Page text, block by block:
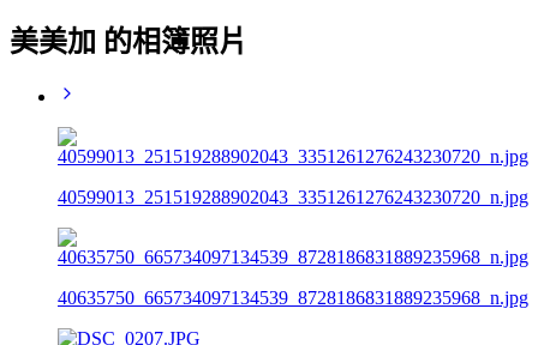
美美加 的相簿照片
40599013_251519288902043_3351261276243230720_n.jpg
40635750_665734097134539_8728186831889235968_n.jpg